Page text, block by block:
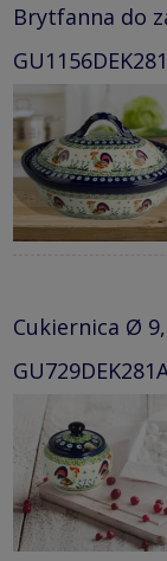
Brytfanna do
Cukiernica Ø